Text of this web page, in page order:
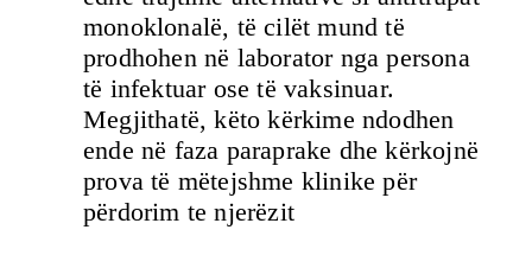
monoklonalë, të cilët mund të
prodhohen në laborator nga persona
të infektuar ose të vaksinuar.
Megjithatë, këto kërkime ndodhen
ende në faza paraprake dhe kërkojnë
prova të mëtejshme klinike për
përdorim te njerëzit